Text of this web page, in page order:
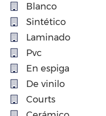
Blanco
Sintético
Laminado
Pvc
En espiga
De vinilo
Courts